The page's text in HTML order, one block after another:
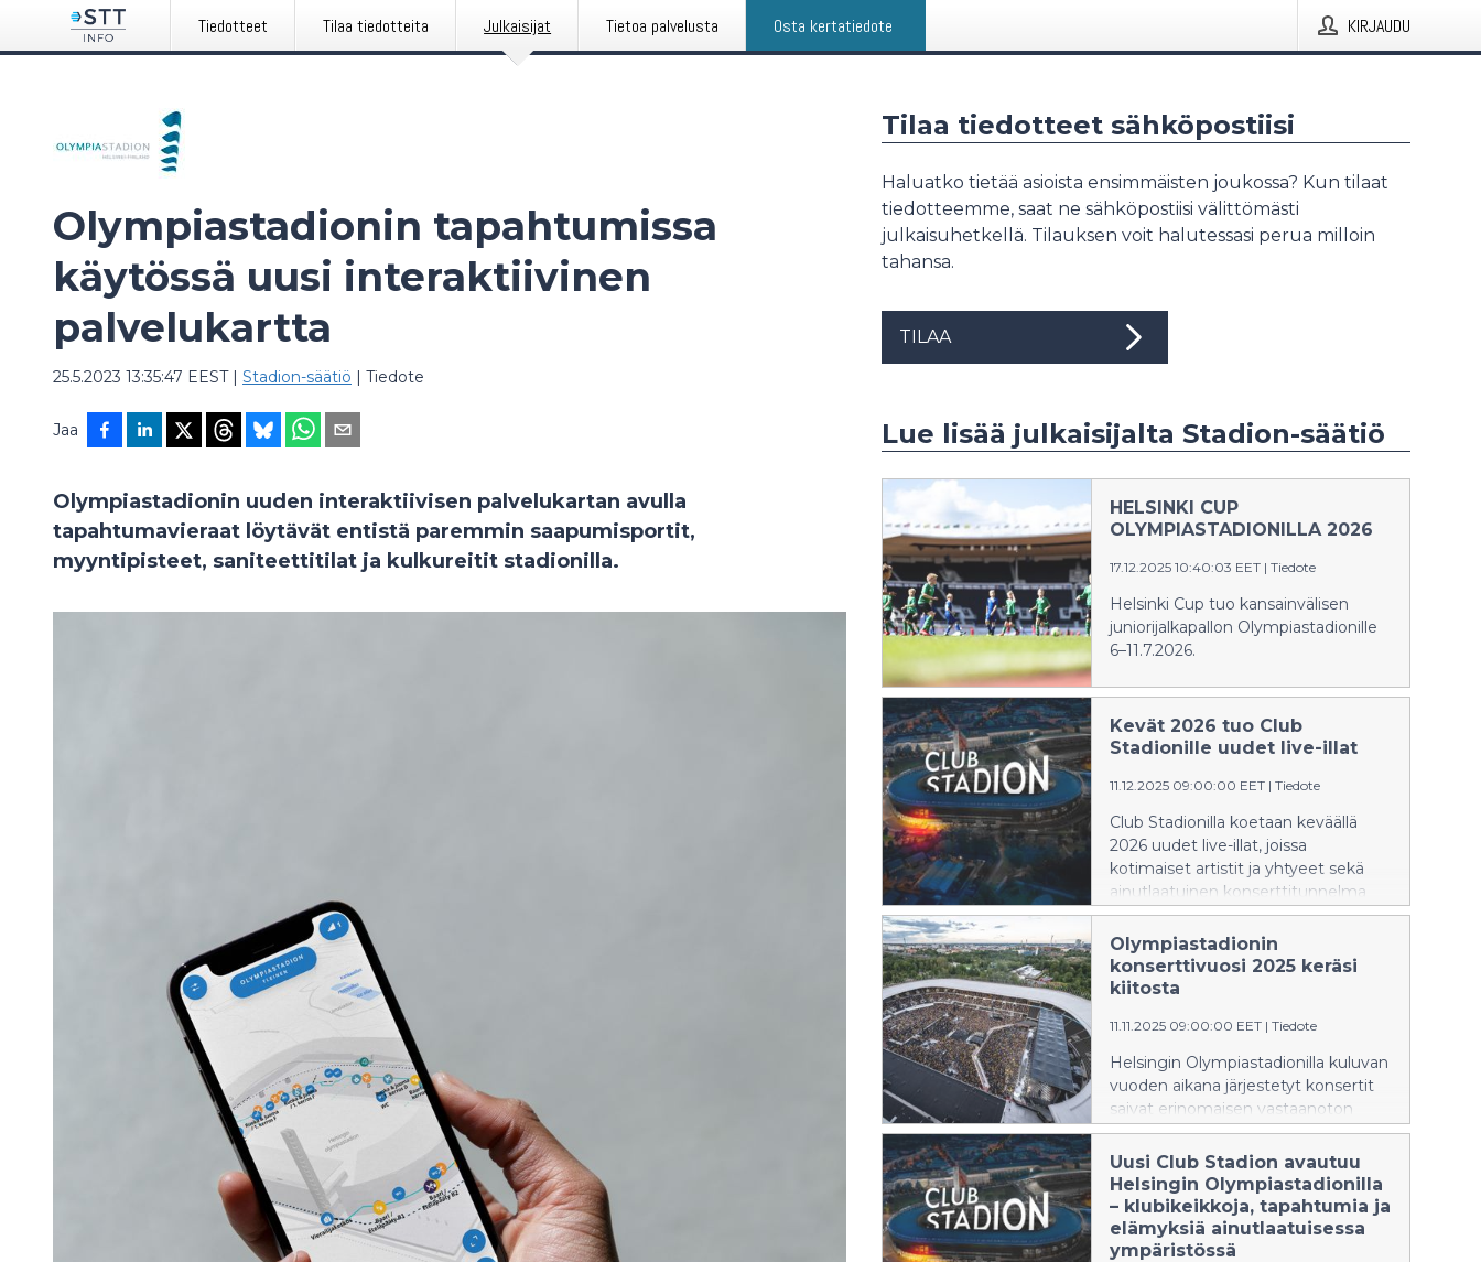
Tiedotteet Tilaa tiedotteita Julkaisijat Tietoa palvelusta Osta kertatiedote KIRJAUDU
Olympiastadionin tapahtumissa
käytössä uusi interaktiivinen
palvelukartta
25.5.2023 13:35:47 EEST| Stadion-säätiö | Tiedote
Jaa
Olympiastadionin uuden interaktiivisen palvelukartan avulla
tapahtumavieraat löytävät entistä paremmin saapumisportit,
myyntipisteet, saniteettitilat ja kulkureitit stadionilla.
Tilaa tiedotteet sähköpostiisi
Haluatko tietää asioista ensimmäisten joukossa? Kun tilaat
tiedotteemme, saat ne sähköpostiisi välittömästi
julkaisuhetkellä. Tilauksen voit halutessasi perua milloin
tahansa.
TILAA
Lue lisää julkaisijalta Stadion-säätiö
HELSINKI CUP
OLYMPIASTADIONILLA 2026
17.12.2025 10:40:03 EET | Tiedote
Helsinki Cup tuo kansainvälisen
juniorijalkapallon Olympiastadionille
6–11.7.2026.
Kevät 2026 tuo Club
Stadionille uudet live-illat
11.12.2025 09:00:00 EET | Tiedote
Club Stadionilla koetaan keväällä
2026 uudet live-illat, joissa
kotimaiset artistit ja yhtyeet sekä
ainutlaatuinen konserttitunnelma
kohtaavat Olympiastadionilla. Club
Stadion avattiin kuluvana vuonna
monikäyttöisenä tapahtumatilana,
joka soveltuu konserteille,
Olympiastadionin
konserttivuosi 2025 keräsi
kiitosta
11.11.2025 09:00:00 EET | Tiedote
Helsingin Olympiastadionilla kuluvan
vuoden aikana järjestetyt konsertit
saivat erinomaisen vastaanoton
yleisöltä. Kaikkien vastaajien Net
Promoter Score (NPS) oli 77 ja
tapahtumien yleisarvosana 4,5/5,
mikä kuvastaa erittäin korkeaa
kävijätyytyväisyyttä.
Uusi Club Stadion avautuu
Helsingin Olympiastadionilla
– klubikeikkoja, tapahtumia ja
elämyksiä ainutlaatuisessa
ympäristössä